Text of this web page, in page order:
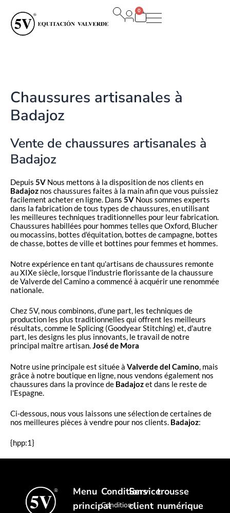
contenu
0
Panier
Chaussures artisanales à
Badajoz
Vente de chaussures artisanales à
Badajoz
Depuis 5V Nous mettons à la disposition de nos clients en
Badajoz nos chaussures faites à la main afin que vous puissiez
facilement acheter en ligne. Dans 5V Nous sommes experts
dans la fabrication de tous types de chaussures, en utilisant
les meilleures techniques traditionnelles pour leur fabrication.
Chaussures habillées pour hommes telles que Oxford, Blucher
ou mocassins, bottes d'équitation, bottes de campagne, bottes
de chasse, bottes de ville et bottines pour femmes et hommes.
Notre expérience en tant qu'artisans de chaussures remonte
au XIXe siècle, lorsque l'industrie florissante de la chaussure
de Valverde del Camino a commencé à acquérir une renommée
nationale.
Chez 5V, nous combinons, d'une part, les techniques de
production les plus traditionnelles qui offrent les meilleurs
résultats, comme le Splicing (Goodyear Stitching) et, d'autre
part, les designs les plus innovants, le travail de notre
principal maître artisan.José de Mora
Notre usine principale est située à Valverde del Camino, mais
grâce à notre boutique en ligne, nous vendons également nos
chaussures dans la province de Badajozet dans le reste de
l'Espagne.
Ci-dessous, nous vous laissons une sélection de certaines de
nos meilleures pièces à vendre pour nos clients. Badajoz:
{hpp:1}
Menu
principal
Conditions
Conditions
Service
client
trousse
numérique